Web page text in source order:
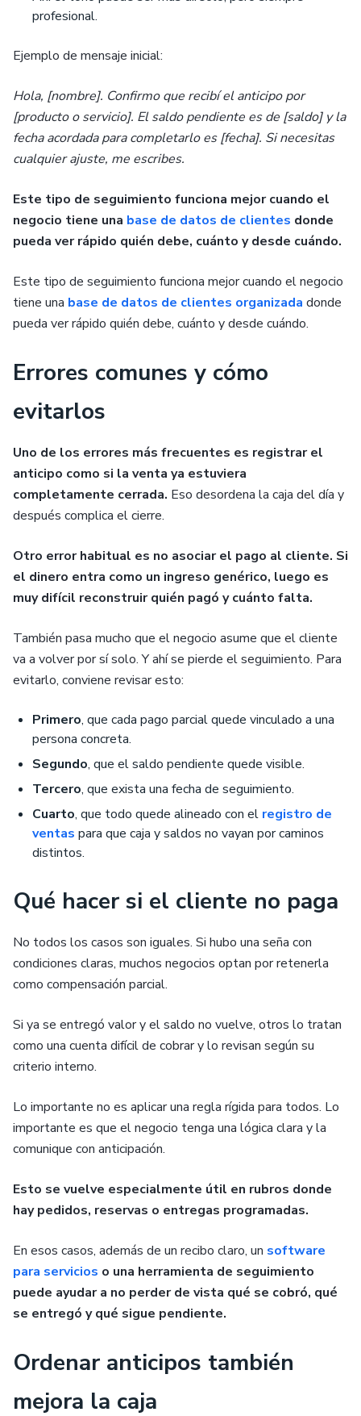
profesional.
Ejemplo de mensaje inicial:
Hola, [nombre]. Confirmo que recibí el anticipo por
[producto o servicio]. El saldo pendiente es de [saldo] y la
fecha acordada para completarlo es [fecha]. Si necesitas
cualquier ajuste, me escribes.
Este tipo de seguimiento funciona mejor cuando el
negocio tiene una base de datos de clientes donde
pueda ver rápido quién debe, cuánto y desde cuándo.
Este tipo de seguimiento funciona mejor cuando el negocio
tiene una base de datos de clientes organizada donde
pueda ver rápido quién debe, cuánto y desde cuándo.
Errores comunes y cómo
evitarlos
Uno de los errores más frecuentes es registrar el
anticipo como si la venta ya estuviera
completamente cerrada. Eso desordena la caja del día y
después complica el cierre.
Otro error habitual es no asociar el pago al cliente. Si
el dinero entra como un ingreso genérico, luego es
muy difícil reconstruir quién pagó y cuánto falta.
También pasa mucho que el negocio asume que el cliente
va a volver por sí solo. Y ahí se pierde el seguimiento. Para
evitarlo, conviene revisar esto:
Primero, que cada pago parcial quede vinculado a una
persona concreta.
Segundo, que el saldo pendiente quede visible.
Tercero, que exista una fecha de seguimiento.
Cuarto, que todo quede alineado con el registro de
ventas para que caja y saldos no vayan por caminos
distintos.
Qué hacer si el cliente no paga
No todos los casos son iguales. Si hubo una seña con
condiciones claras, muchos negocios optan por retenerla
como compensación parcial.
Si ya se entregó valor y el saldo no vuelve, otros lo tratan
como una cuenta difícil de cobrar y lo revisan según su
criterio interno.
Lo importante no es aplicar una regla rígida para todos. Lo
importante es que el negocio tenga una lógica clara y la
comunique con anticipación.
Esto se vuelve especialmente útil en rubros donde
hay pedidos, reservas o entregas programadas.
En esos casos, además de un recibo claro, un software
para servicios o una herramienta de seguimiento
puede ayudar a no perder de vista qué se cobró, qué
se entregó y qué sigue pendiente.
Ordenar anticipos también
mejora la caja